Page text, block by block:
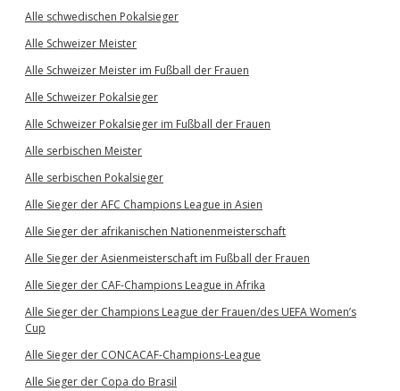
Alle schwedischen Pokalsieger
Alle Schweizer Meister
Alle Schweizer Meister im Fußball der Frauen
Alle Schweizer Pokalsieger
Alle Schweizer Pokalsieger im Fußball der Frauen
Alle serbischen Meister
Alle serbischen Pokalsieger
Alle Sieger der AFC Champions League in Asien
Alle Sieger der afrikanischen Nationenmeisterschaft
Alle Sieger der Asienmeisterschaft im Fußball der Frauen
Alle Sieger der CAF-Champions League in Afrika
Alle Sieger der Champions League der Frauen/des UEFA Women’s
Cup
Alle Sieger der CONCACAF-Champions-League
Alle Sieger der Copa do Brasil